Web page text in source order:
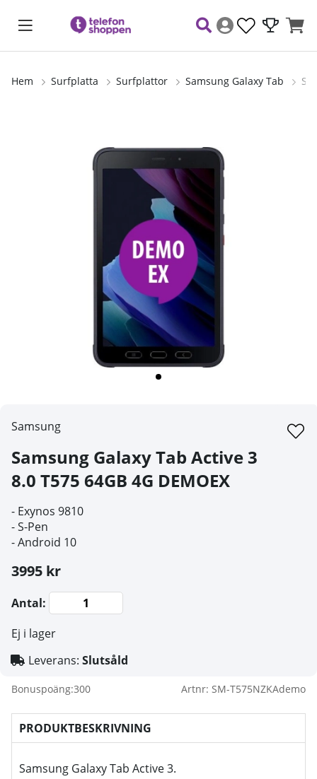
Hem Surfplatta Surfplattor Samsung Galaxy Tab
Samsung
Samsung Galaxy Tab Active 3
8.0 T575 64GB 4G DEMOEX
- Exynos 9810
- S-Pen
- Android 10
3995 kr
Antal:
Ej i lager
Leverans: Slutsåld
Bonuspoäng:300 Artnr: SM-T575NZKAdemo
PRODUKTBESKRIVNING
Samsung Galaxy Tab Active 3.